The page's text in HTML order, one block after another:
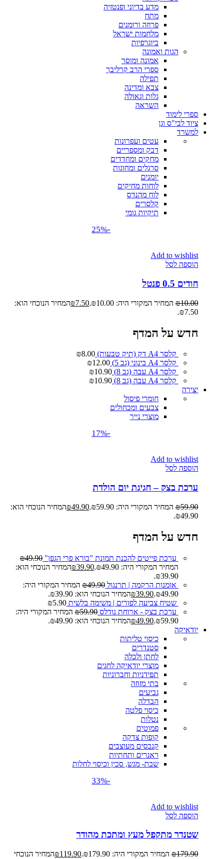
מדע בדיוני ופנטזיה
מתח
פרוזה ורומנים
מלחמות ישראל
ביוגרפיות
הגות ואמונה
אמונה ומוסר
ספרי הרב קרליבך
תפילה
צבא ומדינה
גלות וגאולה
השראה
ספרי לימוד
ציוד לבי"ס וגן
למשרד
עטים ועפרונות
דבק ומספריים
מחקים ומחדדים
סרגלים ומחוגות
יומנים
לוחות מחיקים
לוח מהנדס
קלסרים
תיקיות גומי
-25%
Add to wishlist
הוספה לסל
חודים 0.5 פנטל
₪10.00 המחיר המקורי היה: ₪10.00. ₪7.50
המחיר הנוכחי הוא:
₪7.50.
חדש על המדף
קלסר A4 דק (תיק טבעות) ₪8.00
קלסר A4 בינוני (גב 5)
₪12.00
קלסר A4 עבה (גב 8)
₪10.90
קלסר A4 עבה (גב 8)
₪10.90
יצירה
חומרי פיסול
צבעים ומכחולים
מוצרי נייר
-17%
Add to wishlist
הוספה לסל
ערכת בצק – חגיגת יום הולדת
₪59.90 המחיר המקורי היה: ₪59.90. ₪49.90
המחיר הנוכחי הוא:
₪49.90.
חדש על המדף
ערכת פייטים להכנת תמונת "בורא פרי הגפן" ₪49.90
המחיר המקורי היה: ₪49.90.
₪39.90
המחיר הנוכחי הוא:
₪39.90.
אומנות הרקמה | תרנגול
₪49.90
המחיר המקורי היה:
₪49.90.
₪39.90
המחיר הנוכחי הוא: ₪39.90.
שטיח צביעה לפורים | משימה בלשית
₪5.90
ערכת בצק - ארוחת נודלס
₪59.90
המחיר המקורי היה:
₪59.90.
₪49.90
המחיר הנוכחי הוא: ₪49.90.
יודאיקה
כיסוי טליתות
סטנדרים
לחתן ולכלה
מוצרי יודאיקה לחגים
תפידניות וחברוניות
בתי מזוזה
גביעים
הבדלה
כיסוי פלטה
נטלות
פמוטים
קופות צדקה
קנבסים מעוצבים
ראנרים ותחתיות
שבת- מגש, סכין וכיסוי לחלות
-33%
Add to wishlist
הוספה לסל
שטנדר מתקפל מעץ ומתכת מהודר
₪179.90 המחיר המקורי היה: ₪179.90. ₪119.90
המחיר הנוכחי